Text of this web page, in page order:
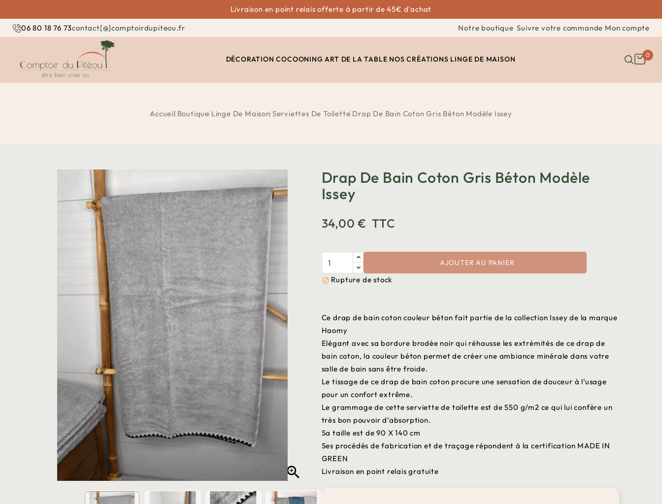
Livraison en point relais offerte à partir de 45€ d'achat
06 80 18 76 73contact[@]comptoirdupiteou.fr Notre boutique Suivre votre commande Mon compte
DÉCORATION COCOONING ART DE LA TABLE NOS CRÉATIONS LINGE DE MAISON 0
Accueil Boutique Linge De Maison Serviettes De Toilette Drap De Bain Coton Gris Béton Modèle Issey

Drap De Bain Coton Gris Béton Modèle
Issey
34,00 € TTC
AJOUTER AU PANIER
 Rupture de stock
Ce drap de bain coton couleur béton fait partie de la collection Issey de la marque
Haomy
Elégant avec sa bordure brodée noir qui réhausse les extrémités de ce drap de
bain coton, la couleur béton permet de créer une ambiance minérale dans votre
salle de bain sans être froide.
Le tissage de ce drap de bain coton procure une sensation de douceur à l’usage
pour un confort extrême.
Le grammage de cette serviette de toilette est de 550 g/m2 ce qui lui confère un
très bon pouvoir d’absorption.
Sa taille est de 90 X 140 cm
Ses procédés de fabrication et de traçage répondent à la certification MADE IN
GREEN
Livraison en point relais gratuite